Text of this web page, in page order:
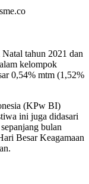
tahun 2021 dan
kelompok
0,54% mtm (1,52%
(KPw BI)
ini juga didasari
bulan
Besar Keagamaan